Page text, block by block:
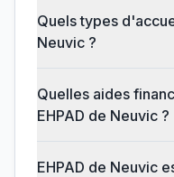
Quels types
Neuvic ?
Quelles aides
EHPAD de Neuvic ?
EHPAD de Neuvic